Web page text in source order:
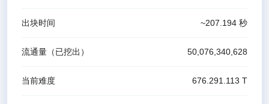
出块时间 ~207.194 秒
流通量（已挖出） 50,076,340,628
当前难度 676.291.113 T